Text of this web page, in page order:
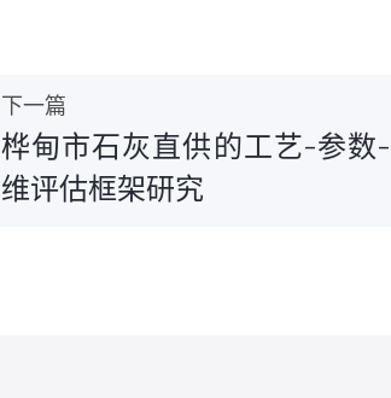
下一篇
桦甸市石灰直供的工艺-参数
维评估框架研究